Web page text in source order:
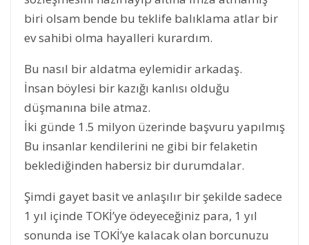
biri olsam bende bu teklife balıklama atlar bir
ev sahibi olma hayalleri kurardım.
Bu nasıl bir aldatma eylemidir arkadaş.
İnsan böylesi bir kazığı kanlısı olduğu
düşmanına bile atmaz.
İki günde 1.5 milyon üzerinde başvuru yapılmış
Bu insanlar kendilerini ne gibi bir felaketin
beklediğinden habersiz bir durumdalar.
Şimdi gayet basit ve anlaşılır bir şekilde sadece
1 yıl içinde TOKİ’ye ödeyeceğiniz para, 1 yıl
sonunda ise TOKİ’ye kalacak olan borcunuzu